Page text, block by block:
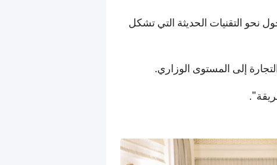
نحو التقنيات الحديثة التي تشكل
إلى المستوى الوزاري.